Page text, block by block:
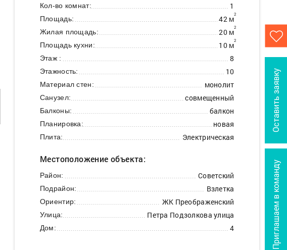
Приглашаем в команду
Оставить заявку
Кол-во комнат: 1
Площадь: 42 м2
Жилая площадь: 20 м2
Площадь кухни: 10 м2
Этаж : 8
Этажность: 10
Материал стен: монолит
Санузел: совмещенный
Балконы: балкон
Планировка: новая
Плита: Электрическая
Местоположение объекта:
Район: Советский
Подрайон: Взлетка
Ориентир: ЖК Преображенский
Улица: Петра Подзолкова улица
Дом: 4